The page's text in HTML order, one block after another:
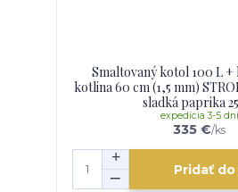
Smaltovaný kotol 100 L
kotlina 60 cm (1,5 mm)
sladká paprika
335 €/ks
expedícia 3-5 dní
Pridať